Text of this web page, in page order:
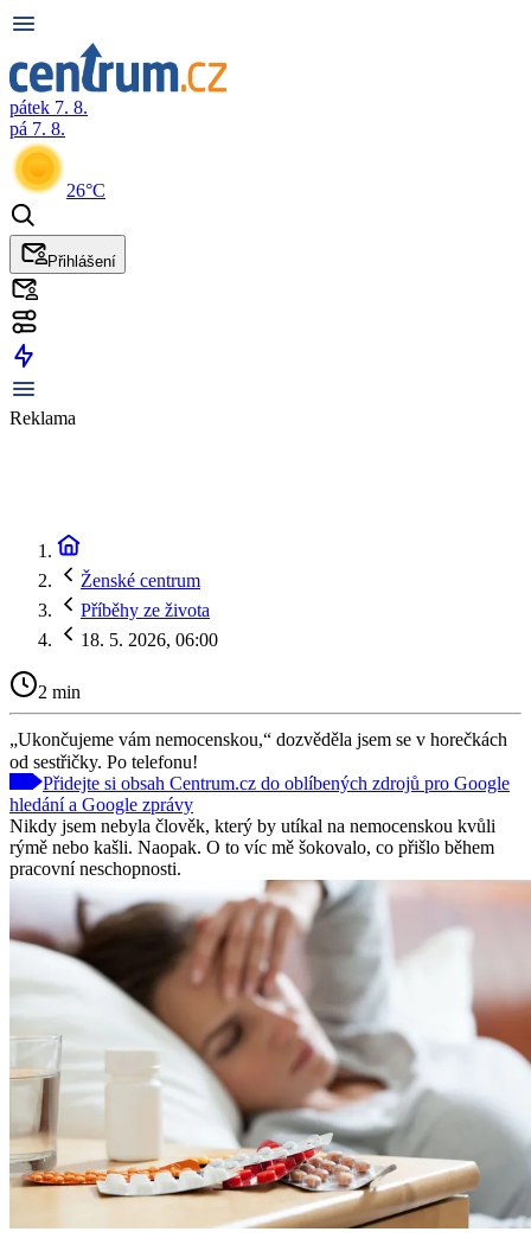
pátek 7. 8.
pá 7. 8.
26°C
Přihlášení
Reklama
Ženské centrum
Příběhy ze života
18. 5. 2026, 06:00
2 min
„Ukončujeme vám nemocenskou,“ dozvěděla jsem se v horečkách
od sestřičky. Po telefonu!
Přidejte si obsah Centrum.cz do oblíbených zdrojů pro Google
hledání a Google zprávy
Nikdy jsem nebyla člověk, který by utíkal na nemocenskou kvůli
rýmě nebo kašli. Naopak. O to víc mě šokovalo, co přišlo během
pracovní neschopnosti.